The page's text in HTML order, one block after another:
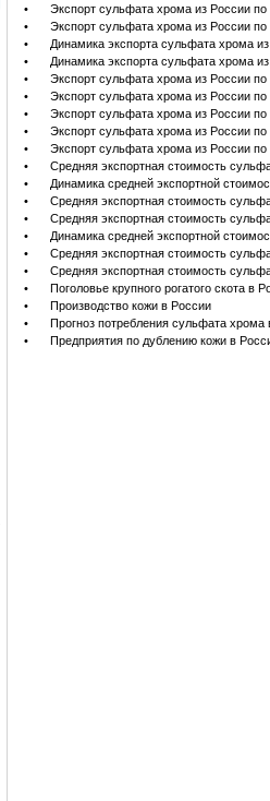
•
Экспорт сульфата хрома из России по
•
Экспорт сульфата хрома из России
•
Динамика экспорта сульфата
•
Динамика экспорта сульфата хрома
•
Экспорт сульфата хрома из России по
•
Экспорт сульфата хрома из России
•
Экспорт сульфата хрома из России по
•
Экспорт сульфата хрома из России
•
Экспорт сульфата хрома из России
•
Средняя экспортная стоимость
•
Динамика средней экспортной
•
Средняя экспортная стоимость
•
Средняя экспортная стоимость
•
Динамика средней экспортной
•
Средняя экспортная стоимость
•
Средняя экспортная стоимость
•
Поголовье крупного рогатого скота в
•
Производство кожи в России
•
Прогноз потребления сульфата хрома
•
Предприятия по дублению кожи в